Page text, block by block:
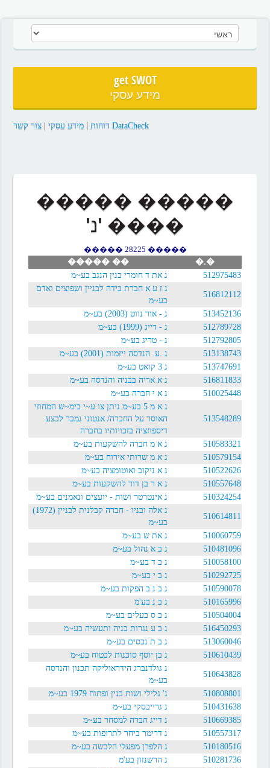
get SWOT
מידע עסקי
DataCheck דוחות | מידע עסקי| צור קשר
����� �����
���� 'נ'
����� 28225 �����
�.�
�� �����
512975483
נ את ד חומרי בנין הנגב בע~מ
516812112
נ ז ע א חברת בידה לבניין ושפוצים ואדם
בע~מ
513452136
נ - אור נווט (2003) בע~מ
512789728
נ - דייג (1999) בע~מ
512792805
נ - טריג בע~מ
513138743
נ .ע. הנדסה ייזמות (2001) בע~מ
513747691
נ 3 קואט בע~מ
516811833
נ א אריה בבניה והנדסה בע~מ
510025448
נ א י חברה בע~מ
513548289
נ א מ 5 בע~מ ניתן צו ע~י בימ~ש המחוזי
האוסר על החברה/ אנטוני נמבר לבצע
דיספוזציה בזכויותיו בחברה
510583321
נ א מ חברה להשקעות בע~מ
510579154
נ א מ שרותי אירוח בע~מ
510522626
נ א ניקוב ואוטומציה בע~מ
510557648
נ א ר בן דוד להשקעות בע~מ
510324254
נ אינטרטר ושות - יועצים ונאמנים בע~מ
510614811
נ אלה ובניו - חברה קבלנית לבניין (1972)
בע~מ
510060759
נ את ש בע~מ
510481096
נ ב א נהול בע~מ
510058100
נ ב ד בע~מ
510292725
נ ב י בע~מ
510590078
נ ב נ ב הפקות בע~מ
510165996
נ ב נ בע'מ
510504004
נ ב ס בעלים בע~מ
516450293
נ ב ע נגרות בניה ותעשיה בע~מ
513060046
נ ב ת נכסים בע~מ
510610439
נ בן יוסף סוכנות לבטוח בע~מ
510643828
נ גולדנברג הידראוליקה תכנון והנדסה
בע~מ
510808801
נ' גלילי ושות בנין ופתוח 1979 בע~מ
510431638
נ גרייבסקי בע~מ
510669385
נ דייג חברה למסחר בע~מ
510557317
נ דרימר ביחר לתרופות בע~מ
510180516
נ הלפרן מפעלי הלבשה בע~מ
510281736
נ הרשנזון בע'מ